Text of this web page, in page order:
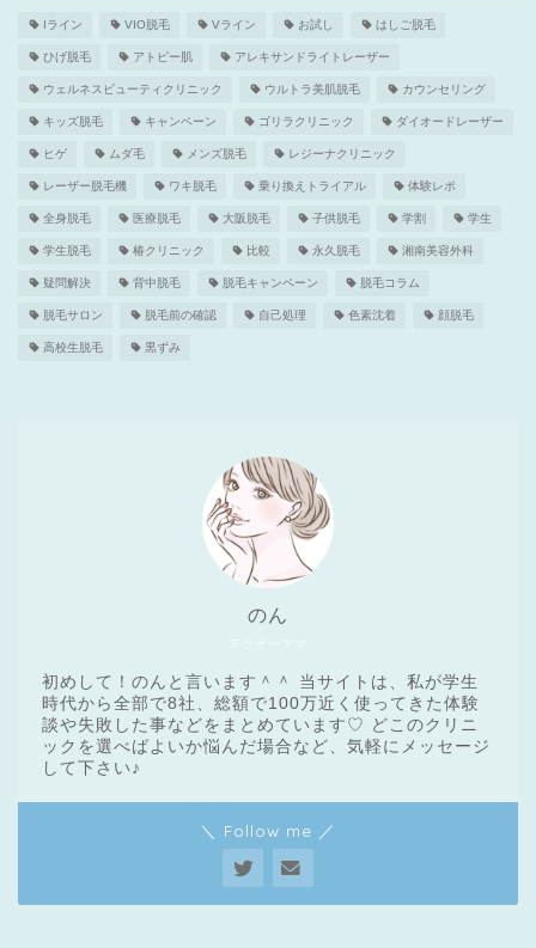
Iライン VIO脱毛 Vライン お試し はしご脱毛
ひげ脱毛 アトピー肌 アレキサンドライトレーザー
ウェルネスビューティクリニック ウルトラ美肌脱毛 カウンセリング
キッズ脱毛 キャンペーン ゴリラクリニック ダイオードレーザー
ヒゲ ムダ毛 メンズ脱毛 レジーナクリニック
レーザー脱毛機 ワキ脱毛 乗り換えトライアル 体験レポ
全身脱毛 医療脱毛 大阪脱毛 子供脱毛 学割 学生
学生脱毛 椿クリニック 比較 永久脱毛 湘南美容外科
疑問解決 背中脱毛 脱毛キャンペーン 脱毛コラム
脱毛サロン 脱毛前の確認 自己処理 色素沈着 顔脱毛
高校生脱毛 黒ずみ
のん
初めして！のんと言います＾＾ 当サイトは、私が学生
時代から全部で8社、総額で100万近く使ってきた体験
談や失敗した事などをまとめています♡ どこのクリニ
ックを選べばよいか悩んだ場合など、気軽にメッセージ
して下さい♪
＼ Follow me ／クリニック一覧
脱毛体験レポート